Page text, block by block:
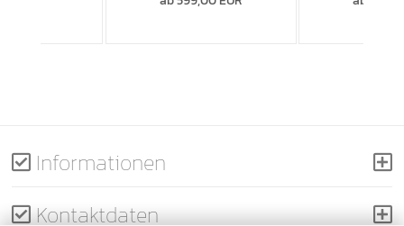
Informationen
Kontaktdaten